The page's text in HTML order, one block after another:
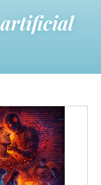
artificial